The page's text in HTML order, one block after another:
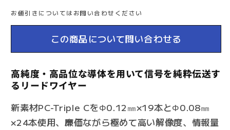
量
減
ら
す
数
量
増
や
す
お値引きについてはお問い合わせください
この商品について問い合わせる
高純度・高品位な導体を用いて信号を純粋伝送す
るリードワイヤー
新素材PC-Triple CをΦ0.12㎜×19本とΦ0.08㎜
×24本使用、廉価ながら極めて高い解像度、情報量